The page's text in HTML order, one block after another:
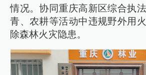
情况。协同重庆高新区综合执
青、农耕等活动中违规野外用
除森林火灾隐患。